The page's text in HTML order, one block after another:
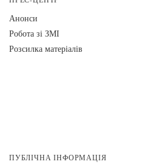
Анонси
Робота зі ЗМІ
Розсилка матеріалів
ПУБЛІЧНА ІНФОРМАЦІЯ